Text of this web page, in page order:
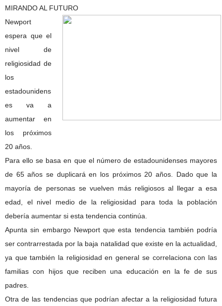
MIRANDO AL FUTURO
Newport
espera que el
nivel de
religiosidad de
los
estadounidens
es va a
aumentar en
los próximos
20 años.
Para ello se basa en que el número de estadounidenses mayores
de 65 años se duplicará en los próximos 20 años. Dado que la
mayoría de personas se vuelven más religiosos al llegar a esa
edad, el nivel medio de la religiosidad para toda la población
debería aumentar si esta tendencia continúa.
Apunta sin embargo Newport que esta tendencia también podría
ser contrarrestada por la baja natalidad que existe en la actualidad,
ya que también la religiosidad en general se correlaciona con las
familias con hijos que reciben una educación en la fe de sus
padres.
Otra de las tendencias que podrían afectar a la religiosidad futura